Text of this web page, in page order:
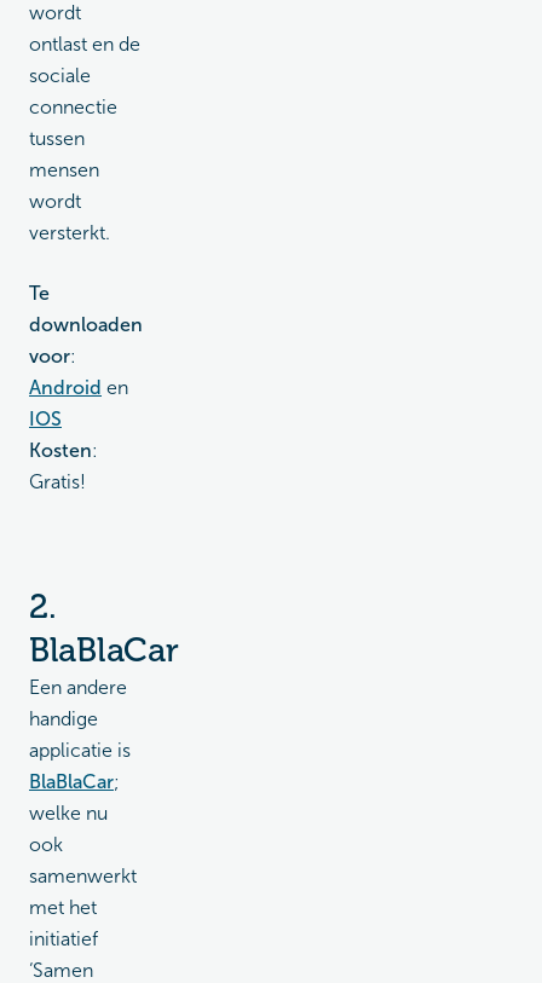
wordt
ontlast en de
sociale
connectie
tussen
mensen
wordt
versterkt.
Te
downloaden
voor:
Android en
IOS
Kosten:
Gratis!
2.
BlaBlaCar
Een andere
handige
applicatie is
BlaBlaCar;
welke nu
ook
samenwerkt
met het
initiatief
‘Samen